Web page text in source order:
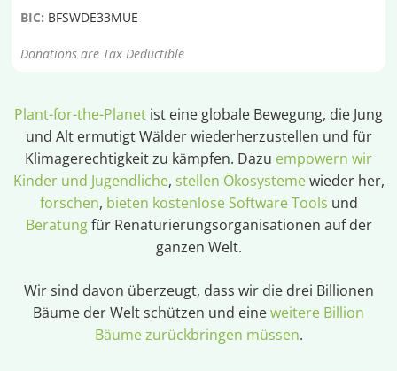
BIC: BFSWDE33MUE
Donations are Tax Deductible
Plant-for-the-Planet ist eine globale Bewegung, die Jung
und Alt ermutigt Wälder wiederherzustellen und für
Klimagerechtigkeit zu kämpfen. Dazu empowern wir
Kinder und Jugendliche, stellen Ökosystemewieder her,
forschen, bieten kostenlose Software Tools und
Beratungfür Renaturierungsorganisationen auf der
ganzen Welt.
Wir sind davon überzeugt, dass wir die drei Billionen
Bäume der Welt schützen und eineweitere Billion
Bäume zurückbringen müssen.